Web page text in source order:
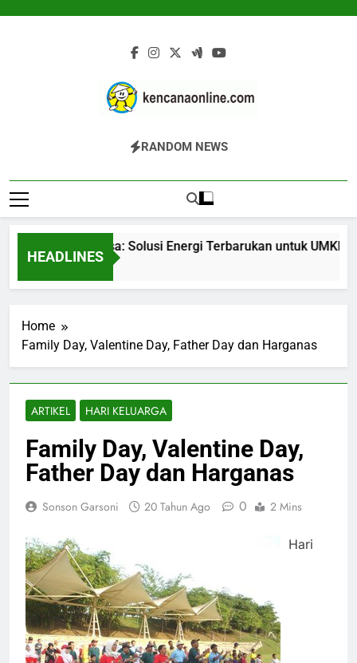
Kencana Online
Jasa Pengelolaan Sampah Kawasan
Dan Industri
RANDOM NEWS
HEADLINES
Gasifier Biomassa: Solusi Energi Terbarukan untuk UMKM
13 Jam Ago
Home
Family Day, Valentine Day, Father Day dan Harganas
ARTIKEL HARI KELUARGA
Family Day, Valentine Day,
Father Day dan Harganas
Sonson Garsoni 20 Tahun Ago 0 2 Mins
Hari